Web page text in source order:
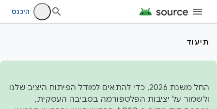
היכנס
תיעוד
החל משנת 2026, כדי להתאים למודל הפיתוח היציב שלנו
ולשמור על יציבות הפלטפורמה בסביבה העסקית,